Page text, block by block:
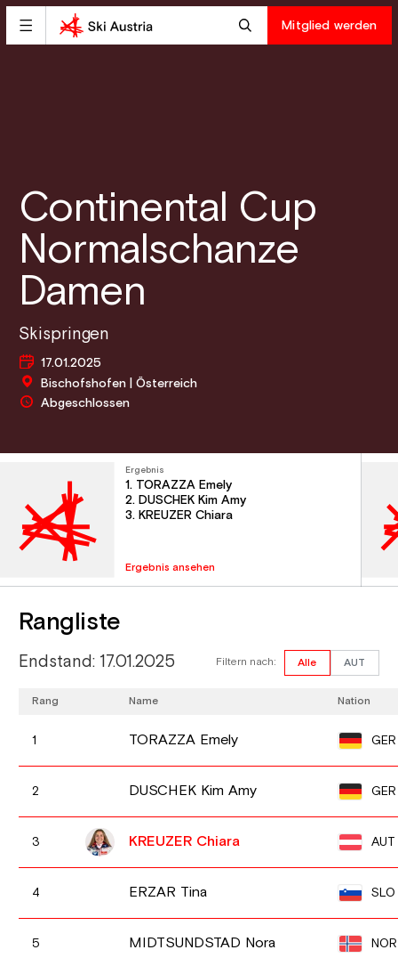
Mitglied werden
Continental Cup
Normalschanze
Damen
Skispringen
17.01.2025
Bischofshofen | Österreich
Abgeschlossen
Ergebnis
1. TORAZZA Emely
2. DUSCHEK Kim Amy
3. KREUZER Chiara
Ergebnis ansehen
Rangliste
Endstand: 17.01.2025 Filtern nach: Alle AUT
Rang Name Nation
1 TORAZZA Emely GER
2 DUSCHEK Kim Amy GER
3 KREUZER Chiara AUT
4 ERZAR Tina SLO
5 MIDTSUNDSTAD Nora NOR